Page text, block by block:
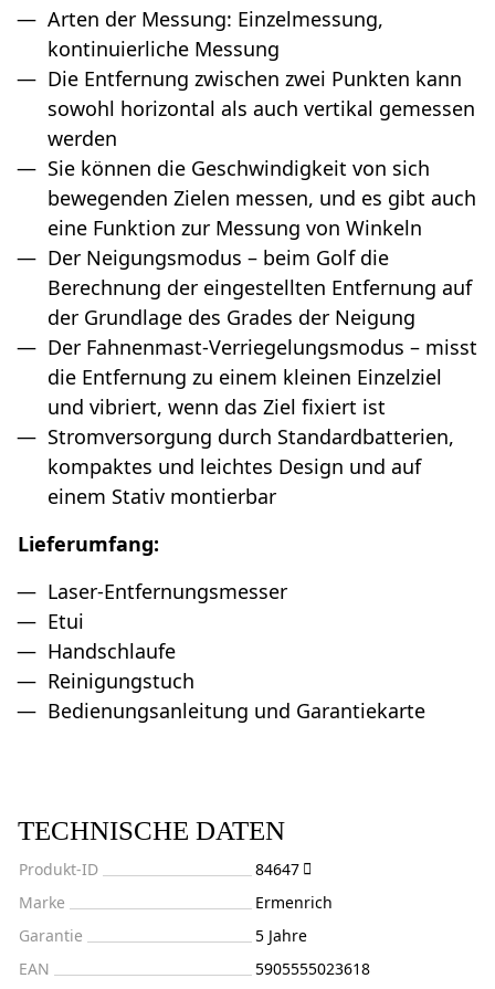
Arten der Messung: Einzelmessung,
kontinuierliche Messung
Die Entfernung zwischen zwei Punkten kann
sowohl horizontal als auch vertikal gemessen
werden
Sie können die Geschwindigkeit von sich
bewegenden Zielen messen, und es gibt auch
eine Funktion zur Messung von Winkeln
Der Neigungsmodus – beim Golf die
Berechnung der eingestellten Entfernung auf
der Grundlage des Grades der Neigung
Der Fahnenmast-Verriegelungsmodus – misst
die Entfernung zu einem kleinen Einzelziel
und vibriert, wenn das Ziel fixiert ist
Stromversorgung durch Standardbatterien,
kompaktes und leichtes Design und auf
einem Stativ montierbar
Lieferumfang:
Laser-Entfernungsmesser
Etui
Handschlaufe
Reinigungstuch
Bedienungsanleitung und Garantiekarte
TECHNISCHE DATEN
Produkt-ID
84647
Marke
Ermenrich
Garantie
5 Jahre
EAN
5905555023618